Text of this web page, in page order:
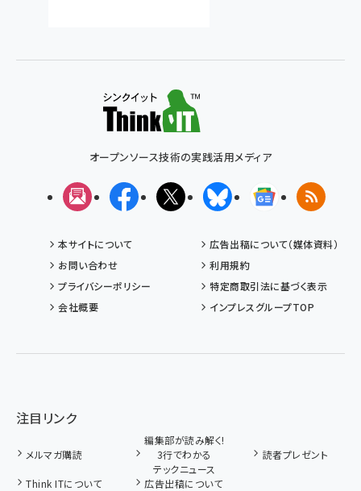
オープンソース技術の実践活用メディア
メルマガFacebookX(エックス)BlueskyGoogleニュ
RSS
本サイトについて
広告出稿について（媒体資料）
お問い合わせ
利用規約
プライバシーポリシー
特定商取引法に基づく表示
会社概要
インプレスグループTOP
注目リンク
メルマガ購読
編集部が読み解く!
3行でわかる
テックニュース
読者プレゼント
Think ITについて 広告出稿について